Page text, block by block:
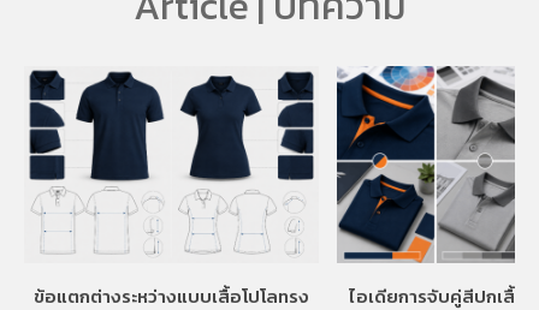
ข้อแตกต่างระหว่างแบบเสื้อโปโลทรง
ไอเดียการจับคู่สีปกเสื้อ